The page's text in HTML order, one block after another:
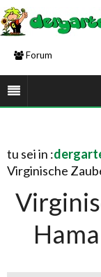
Forum
tu sei in :
Virginische